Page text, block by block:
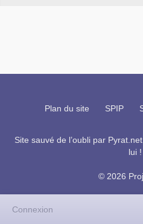
Plan du site SPIP
Site sauvé de l’oubli par Pyrat.net
lui !
© 2026
Connexion